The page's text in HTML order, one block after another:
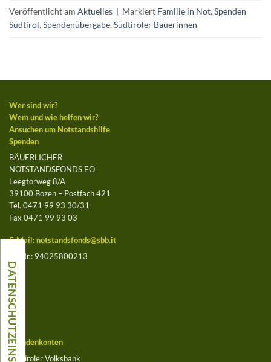
Veröffentlicht am Aktuelles Markiert Familie in Not,Spenden
Südtirol,Spendenübergabe,Südtiroler Bäuerinnen
Wer sind wir?
Wem und wie helfen wir?
Ansuchen um Notstandshilfe
Spenden
BÄUERLICHER
NOTSTANDSFONDS EO
Leegtorweg 8/A
39100 Bozen – Postfach 421
Tel. 0471 99 93 30/31
Fax 0471 99 93 03
E-Mail: notstandsfonds@sbb.it
St.-Nr.: 94025800213
Spendenkonten
Südtiroler Volksbank